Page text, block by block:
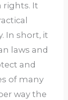
rights. It
In short, it
laws and
and
of many
way the